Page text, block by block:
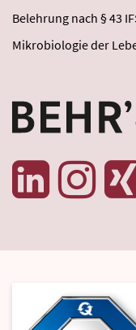
Belehrung nach § 43
Mikrobiologie der